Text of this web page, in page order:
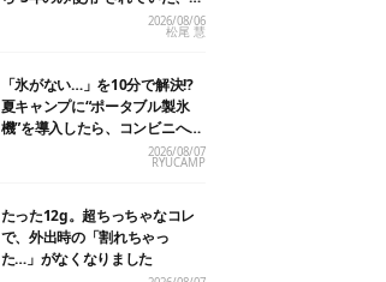
2026/08/06
松尾 慧
「氷がない…」を10分で解決!?
夏キャンプに“ポータブル製氷
機”を導入したら、コンビニへ走
2026/08/07
RYUCAMP
たった12g。超ちっちゃなコレ
で、外出時の「割れちゃっ
た…」がなくなりました